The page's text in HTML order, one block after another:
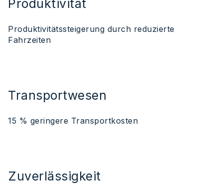
Produktivität
Produktivitätssteigerung durch reduzierte
Fahrzeiten
Transportwesen
15 % geringere Transportkosten
Zuverlässigkeit